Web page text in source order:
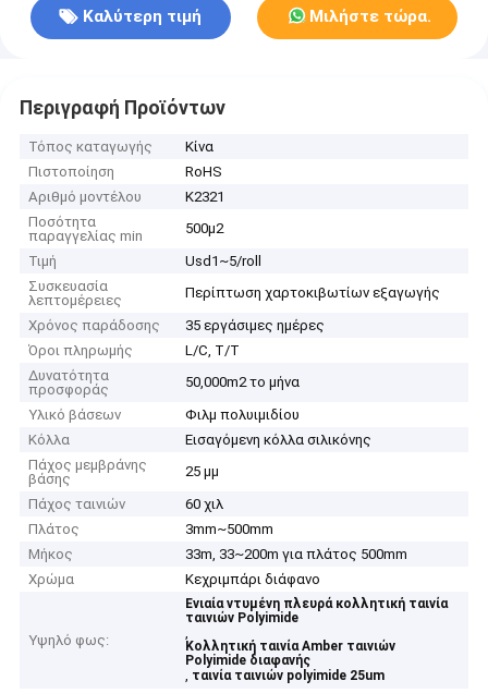
Καλύτερη τιμή Μιλήστε τώρα.
Περιγραφή Προϊόντων
Τόπος καταγωγής
Κίνα
Πιστοποίηση
RoHS
Αριθμό μοντέλου
K2321
Ποσότητα
παραγγελίας min
500μ2
Τιμή
Usd1~5/roll
Συσκευασία
λεπτομέρειες
Περίπτωση χαρτοκιβωτίων εξαγωγής
Χρόνος παράδοσης
35 εργάσιμες ημέρες
Όροι πληρωμής
L/C, T/T
Δυνατότητα
προσφοράς
50,000m2 το μήνα
Υλικό βάσεων
Φιλμ πολυιμιδίου
Κόλλα
Εισαγόμενη κόλλα σιλικόνης
Πάχος μεμβράνης
βάσης
25 μμ
Πάχος ταινιών
60 χιλ
Πλάτος
3mm~500mm
Μήκος
33m, 33~200m για πλάτος 500mm
Χρώμα
Κεχριμπάρι διάφανο
Υψηλό φως:
Ενιαία ντυμένη πλευρά κολλητική ταινία
ταινιών Polyimide
,
Κολλητική ταινία Amber ταινιών
Polyimide διαφανής
, ταινία ταινιών polyimide 25um